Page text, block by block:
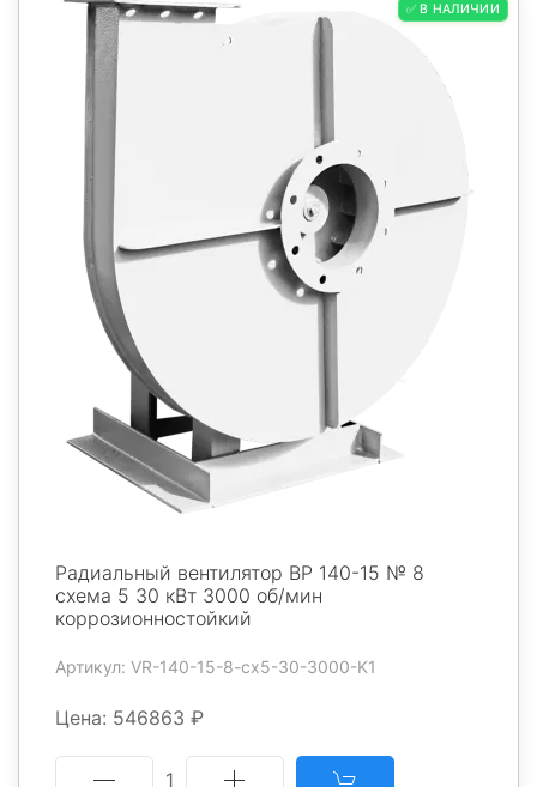
✅ В НАЛИЧИИ
Радиальный вентилятор ВР 140-15 № 8
схема 5 30 кВт 3000 об/мин
коррозионностойкий
Артикул: VR-140-15-8-cx5-30-3000-K1
Цена: 546863 ₽
1